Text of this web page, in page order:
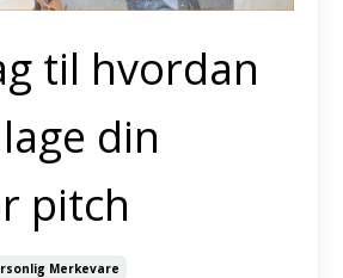
til hvordan
din
pitch
Merkevare